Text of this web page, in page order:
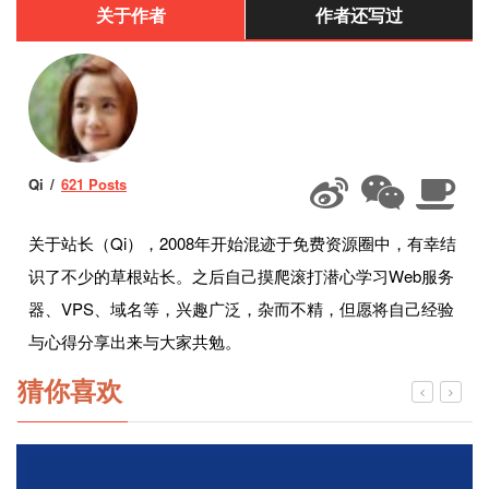
关于作者 作者还写过
Qi 621 Posts
关于站长（Qi），2008年开始混迹于免费资源圈中，有幸结
识了不少的草根站长。之后自己摸爬滚打潜心学习Web服务
器、VPS、域名等，兴趣广泛，杂而不精，但愿将自己经验
与心得分享出来与大家共勉。
猜你喜欢